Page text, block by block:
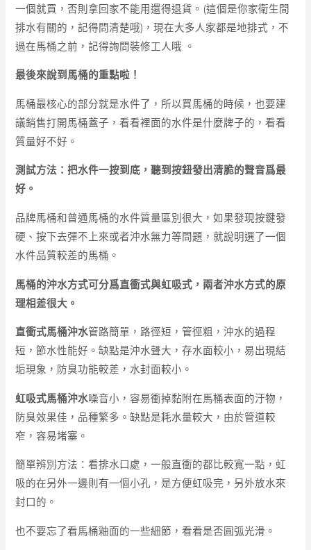
一個就買，否則拿回家不能用還得退貨。(這個是你家衛生間
排水有關的，記得問清楚哦)，現在大多人家都是地排式，不
過在馬桶之前，記得詢問裝修工人哦 。
最後來說到馬桶的重點啦！
馬桶最核心的部分就是水件了，所以買馬桶的時候，也要建
議銷售打開馬桶蓋子，看看裡面的水件是什麼牌子的，看看
質量好不好。
測試方法：把水件一按到底，聽到按鈕發出清脆的聲音爲最
好。
品牌馬桶和普通馬桶的水件質量區別很大，如果發現按鍵發
硬、按下去彈不上來或者沖水無力等問題，就說明選了一個
水件品質較差的馬桶。
馬桶的沖水方式可分爲直衝式與虹吸式，兩者沖水方式的原
理相差很大。
直衝式馬桶沖水管路簡單，路徑短，管徑粗，沖水的過程
短，節水性能好。缺點是沖水聲大，存水面較小，易出現結
垢現象，防臭功能較差，水封面較小。
虹吸式馬桶沖水噪音小，容易衝掉黏附在馬桶表面的汙物，
防臭效果佳，品種繁多。缺點是耗水量較大，由於管道較
窄，容易堵塞。
簡單辨別方法：看排水口處，一般直衝的都比較寬一點，虹
吸的在另外一邊則有一個小孔，是方便虹吸完，另外放水來
封口的。
也不要忘了看馬桶釉面的一些細節，看看是否圓弧光滑。